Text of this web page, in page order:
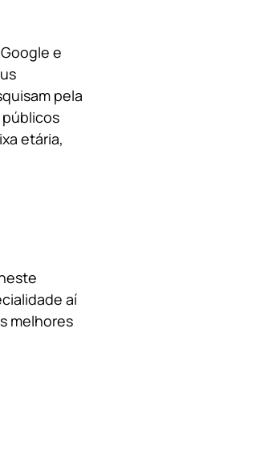
e
pela
públicos
etária,
aí
melhores